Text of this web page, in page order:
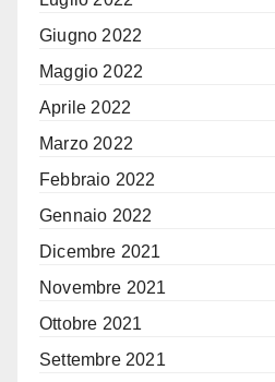
Giugno 2022
Maggio 2022
Aprile 2022
Marzo 2022
Febbraio 2022
Gennaio 2022
Dicembre 2021
Novembre 2021
Ottobre 2021
Settembre 2021